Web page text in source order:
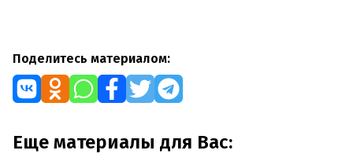
Поделитесь материалом:
Еще материалы для Вас: